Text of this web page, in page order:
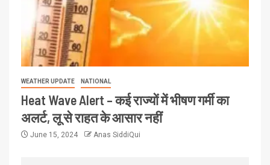
WEATHER UPDATE NATIONAL
Heat Wave Alert – कई राज्यों में भीषण गर्मी का
अलर्ट, लू से राहत के आसार नहीं
June 15, 2024 Anas SiddiQui